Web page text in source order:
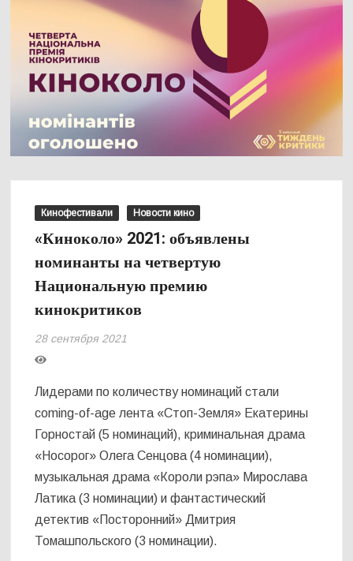
Кинофестивали Новости кино
«Киноколо» 2021: объявлены
номинанты на четвертую
Национальную премию
кинокритиков
28 сентября 2021
Лидерами по количеству номинаций стали
coming-of-age лента «Стоп-Земля» Екатерины
Горностай (5 номинаций), криминальная драма
«Носорог» Олега Сенцова (4 номинации),
музыкальная драма «Короли рэпа» Мирослава
Латика (3 номинации) и фантастический
детектив «Посторонний» Дмитрия
Томашпольского (3 номинации).